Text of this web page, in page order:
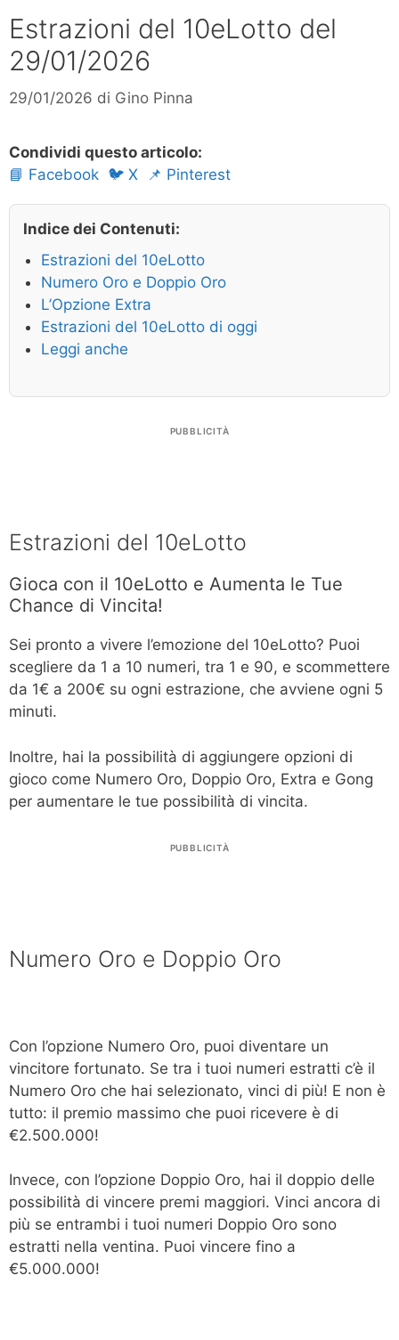
Estrazioni del 10eLotto del
29/01/2026
29/01/2026 di Gino Pinna
Condividi questo articolo:
📘 Facebook 🐦 X 📌 Pinterest
Indice dei Contenuti:
Estrazioni del 10eLotto
Numero Oro e Doppio Oro
L’Opzione Extra
Estrazioni del 10eLotto di oggi
Leggi anche
PUBBLICITÀ
Estrazioni del 10eLotto
Gioca con il 10eLotto e Aumenta le Tue
Chance di Vincita!
Sei pronto a vivere l’emozione del 10eLotto? Puoi
scegliere da 1 a 10 numeri, tra 1 e 90, e scommettere
da 1€ a 200€ su ogni estrazione, che avviene ogni 5
minuti.
Inoltre, hai la possibilità di aggiungere opzioni di
gioco come Numero Oro, Doppio Oro, Extra e Gong
per aumentare le tue possibilità di vincita.
PUBBLICITÀ
Numero Oro e Doppio Oro
Con l’opzione Numero Oro, puoi diventare un
vincitore fortunato. Se tra i tuoi numeri estratti c’è il
Numero Oro che hai selezionato, vinci di più! E non è
tutto: il premio massimo che puoi ricevere è di
€2.500.000!
Invece, con l’opzione Doppio Oro, hai il doppio delle
possibilità di vincere premi maggiori. Vinci ancora di
più se entrambi i tuoi numeri Doppio Oro sono
estratti nella ventina. Puoi vincere fino a
€5.000.000!